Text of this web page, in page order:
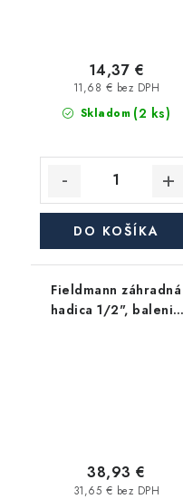
Skladom (2 ks)
11,68 € bez DPH
14,37 €
DO KOŠÍKA
Fieldmann záhradná
hadica 1/2", balenie
31,65 € bez DPH
38,93 €